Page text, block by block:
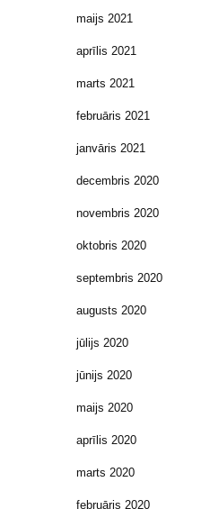
maijs 2021
aprīlis 2021
marts 2021
februāris 2021
janvāris 2021
decembris 2020
novembris 2020
oktobris 2020
septembris 2020
augusts 2020
jūlijs 2020
jūnijs 2020
maijs 2020
aprīlis 2020
marts 2020
februāris 2020